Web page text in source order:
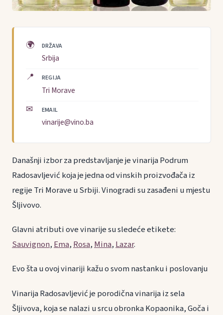
🌍 DRŽAVA
Srbija
📍 REGIJA
Tri Morave
✉ EMAIL
vinarije@vino.ba
Današnji izbor za predstavljanje je vinarija Podrum
Radosavljević koja je jedna od vinskih proizvođača iz
regije Tri Morave u Srbiji. Vinogradi su zasađeni u mjestu
Šljivovo.
Glavni atributi ove vinarije su sledeće etikete:
Sauvignon,Ema,Rosa,Mina,Lazar.
Evo šta u ovoj vinariji kažu o svom nastanku i poslovanju
Vinarija Radosavljević je porodična vinarija iz sela
Šljivova, koja se nalazi u srcu obronka Kopaonika, Goča i